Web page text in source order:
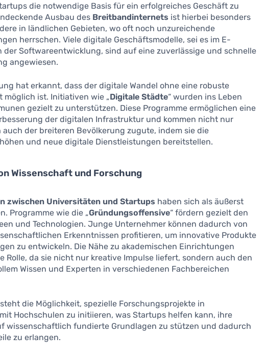
die notwendige Basis für ein erfolgreiches Geschäft zu
Ausbau des Breitbandinternets ist hierbei besonders
in ländlichen Gebieten, wo oft noch unzureichende
herrschen. Viele digitale Geschäftsmodelle, sei es im E-
der Softwareentwicklung, sind auf eine zuverlässige und schnelle
angewiesen.
hat erkannt, dass der digitale Wandel ohne eine robuste
ist. Initiativen wie „Digitale Städte“ wurden ins Leben
gezielt zu unterstützen. Diese Programme ermöglichen eine
der digitalen Infrastruktur und kommen nicht nur
auch der breiteren Bevölkerung zugute, indem sie die
und neue digitale Dienstleistungen bereitstellen.
Wissenschaft und Forschung
zwischen Universitäten und Startups haben sich als äußerst
Programme wie die „Gründungsoffensive“ fördern gezielt den
und Technologien. Junge Unternehmer können dadurch von
Erkenntnissen profitieren, um innovative Produkte
zu entwickeln. Die Nähe zu akademischen Einrichtungen
Rolle, da sie nicht nur kreative Impulse liefert, sondern auch den
Wissen und Experten in verschiedenen Fachbereichen
die Möglichkeit, spezielle Forschungsprojekte in
Hochschulen zu initiieren, was Startups helfen kann, ihre
wissenschaftlich fundierte Grundlagen zu stützen und dadurch
zu erlangen.